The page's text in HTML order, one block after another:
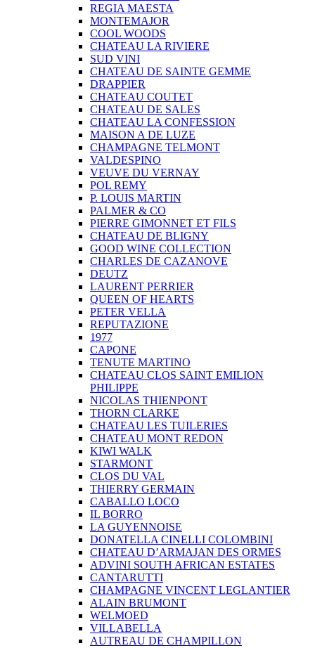
REGIA MAESTA
MONTEMAJOR
COOL WOODS
CHATEAU LA RIVIERE
SUD VINI
CHATEAU DE SAINTE GEMME
DRAPPIER
CHATEAU COUTET
CHATEAU DE SALES
CHATEAU LA CONFESSION
MAISON A DE LUZE
CHAMPAGNE TELMONT
VALDESPINO
VEUVE DU VERNAY
POL REMY
P. LOUIS MARTIN
PALMER & CO
PIERRE GIMONNET ET FILS
CHATEAU DE BLIGNY
GOOD WINE COLLECTION
CHARLES DE CAZANOVE
DEUTZ
LAURENT PERRIER
QUEEN OF HEARTS
PETER VELLA
REPUTAZIONE
1977
CAPONE
TENUTE MARTINO
CHATEAU CLOS SAINT EMILION
PHILIPPE
NICOLAS THIENPONT
THORN CLARKE
CHATEAU LES TUILERIES
CHATEAU MONT REDON
KIWI WALK
STARMONT
CLOS DU VAL
THIERRY GERMAIN
CABALLO LOCO
IL BORRO
LA GUYENNOISE
DONATELLA CINELLI COLOMBINI
CHATEAU D’ARMAJAN DES ORMES
ADVINI SOUTH AFRICAN ESTATES
CANTARUTTI
CHAMPAGNE VINCENT LEGLANTIER
ALAIN BRUMONT
WELMOED
VILLABELLA
AUTREAU DE CHAMPILLON